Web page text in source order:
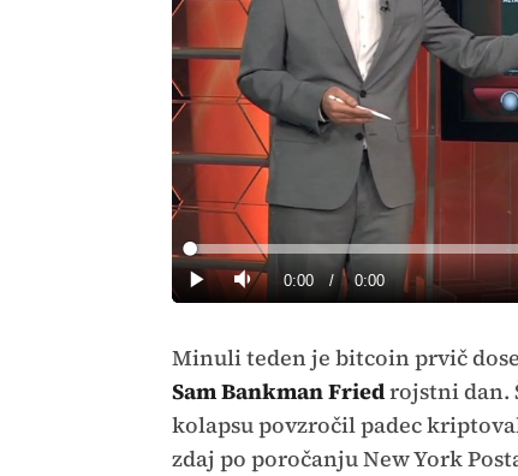
Predvajaj
Tiho Current
0:00 / Duration
0:00
Loaded:
0%
Minuli teden je bitcoin prvič
Sam Bankman Friedrojstni dan.
kolapsu povzročil padec
zdaj po poročanju New York